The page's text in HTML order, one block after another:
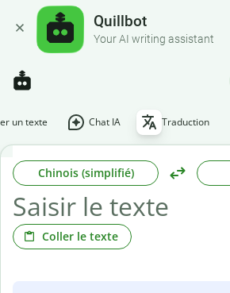
Quillbot
Your AI writing assistant
un texte Chat IA Traduction
Chinois (simplifié)
Coller le texte